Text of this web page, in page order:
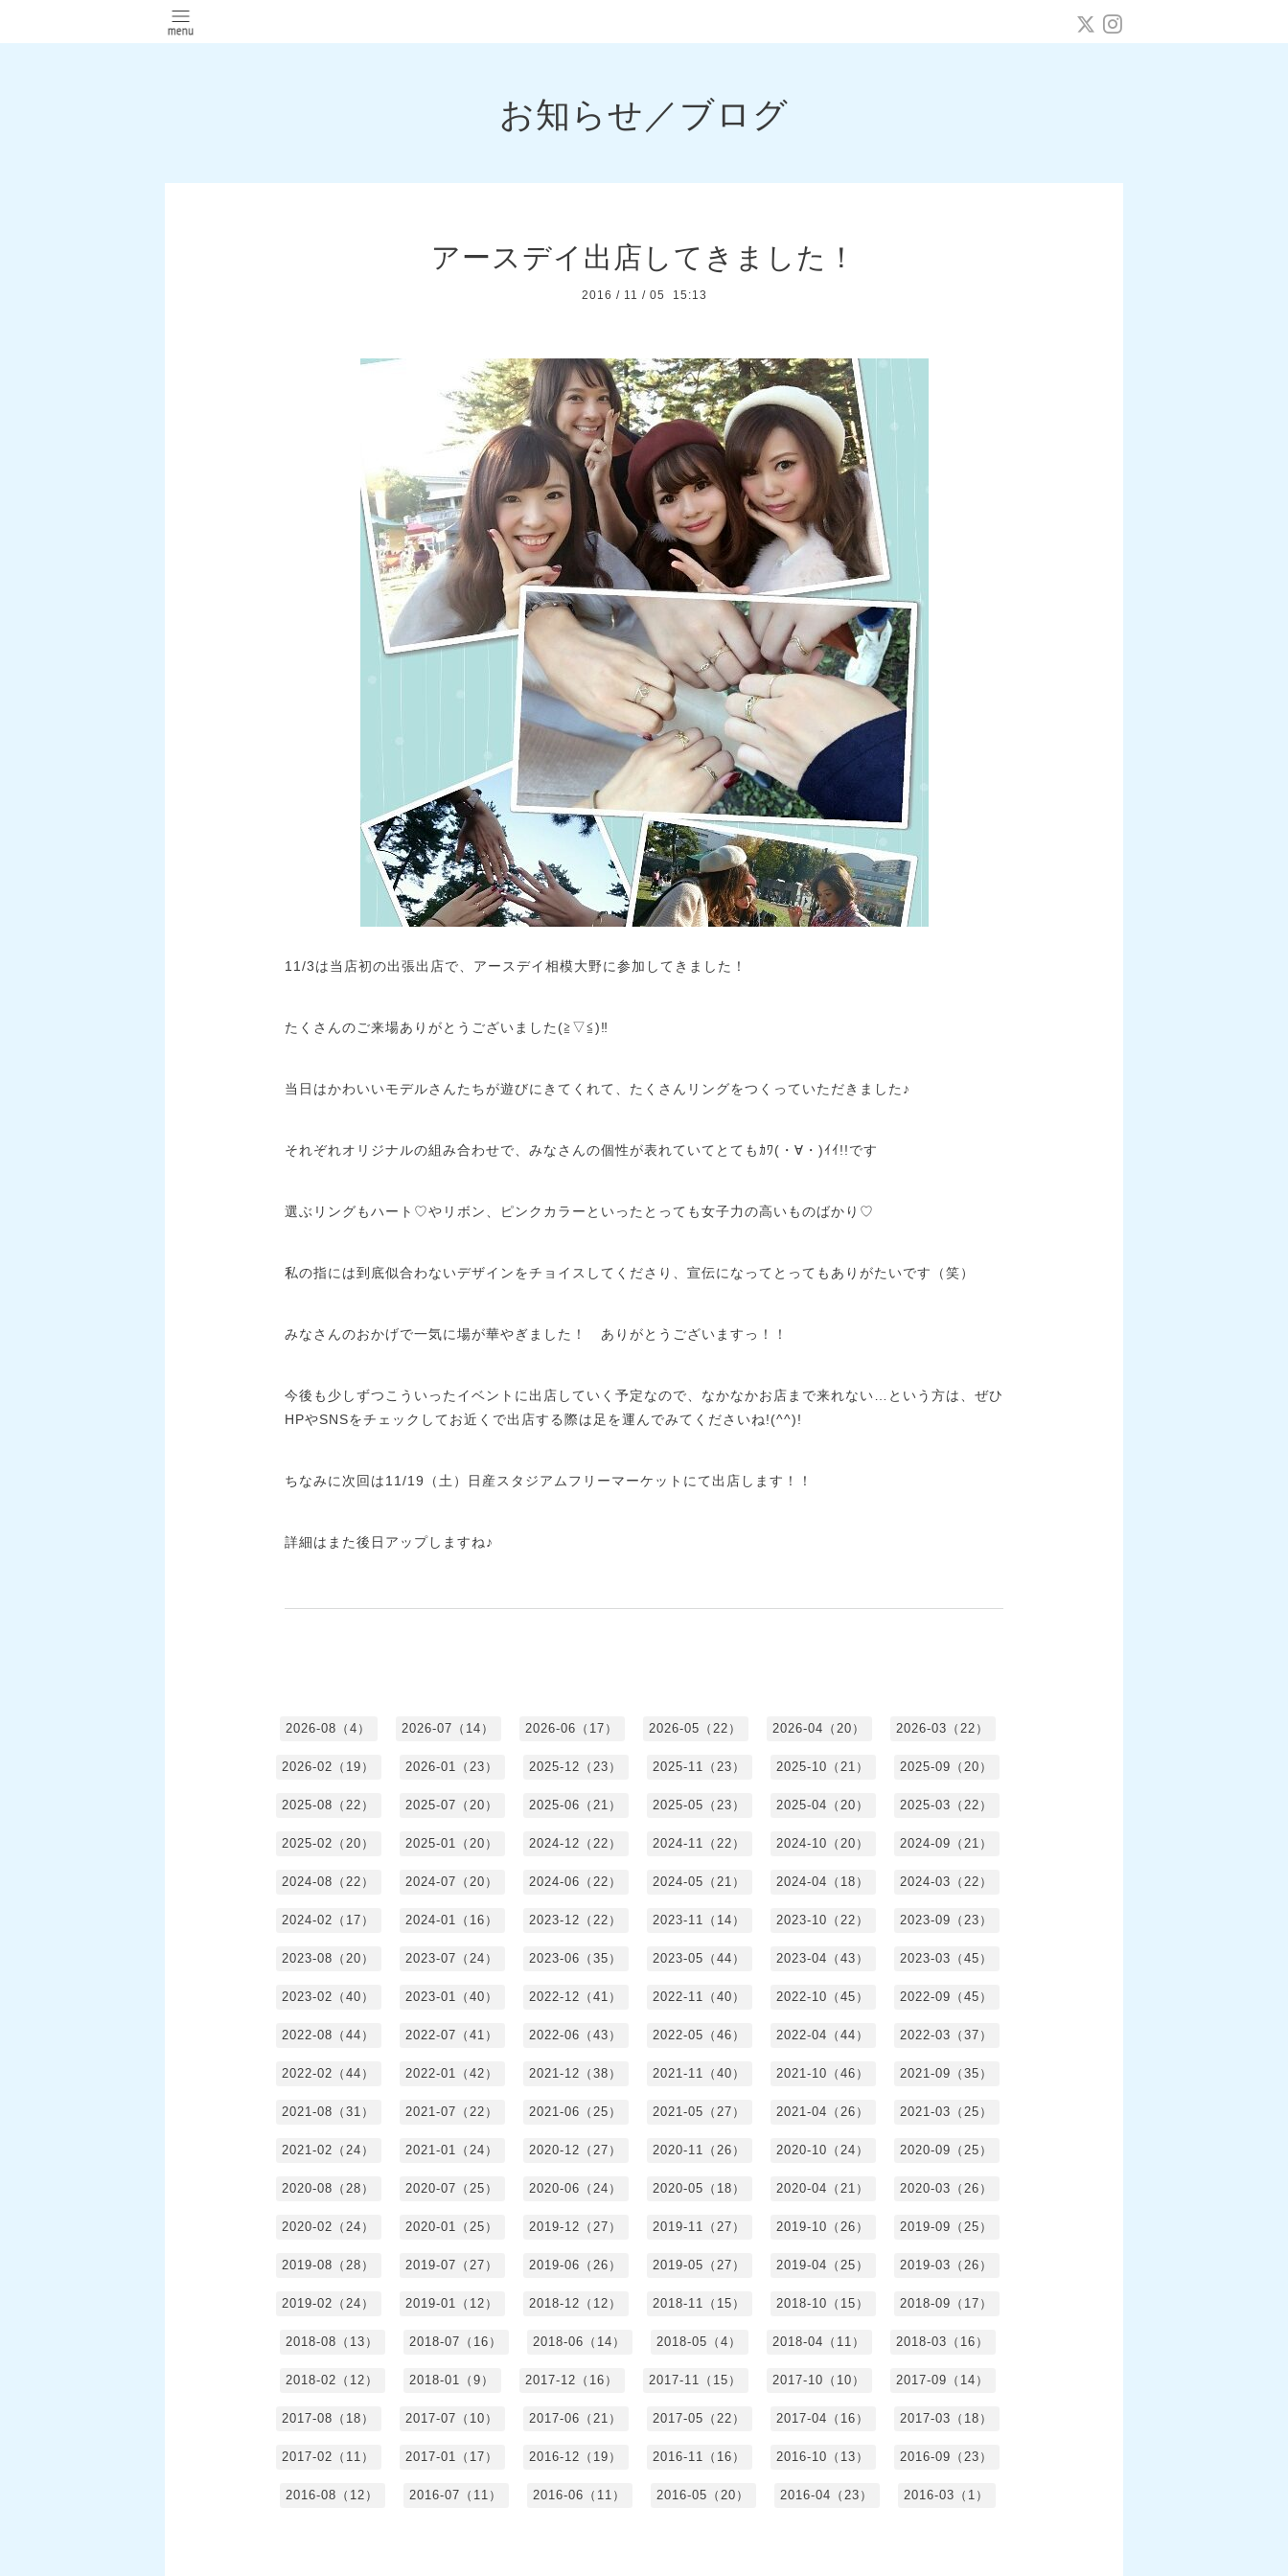
お知らせ／ブログ
アースデイ出店してきました！
2016 / 11 / 05 15:13
11/3は当店初の出張出店で、アースデイ相模大野に参加してきました！
たくさんのご来場ありがとうございました(≧▽≦)‼
当日はかわいいモデルさんたちが遊びにきてくれて、たくさんリングをつくっていただきました♪
それぞれオリジナルの組み合わせで、みなさんの個性が表れていてとてもｶﾜ(・∀・)ｲｲ!!です
選ぶリングもハート♡やリボン、ピンクカラーといったとっても女子力の高いものばかり♡
私の指には到底似合わないデザインをチョイスしてくださり、宣伝になってとってもありがたいです（笑）
みなさんのおかげで一気に場が華やぎました！ ありがとうございますっ！！
今後も少しずつこういったイベントに出店していく予定なので、なかなかお店まで来れない…という方は、ぜひ
HPやSNSをチェックしてお近くで出店する際は足を運んでみてくださいね!(^^)!
ちなみに次回は11/19（土）日産スタジアムフリーマーケットにて出店します！！
詳細はまた後日アップしますね♪
2026-08（4） 2026-07（14） 2026-06（17） 2026-05（22） 2026-04（20） 2026-03（22）
2026-02（19） 2026-01（23） 2025-12（23） 2025-11（23） 2025-10（21） 2025-09（20）
2025-08（22） 2025-07（20） 2025-06（21） 2025-05（23） 2025-04（20） 2025-03（22）
2025-02（20） 2025-01（20） 2024-12（22） 2024-11（22） 2024-10（20） 2024-09（21）
2024-08（22） 2024-07（20） 2024-06（22） 2024-05（21） 2024-04（18） 2024-03（22）
2024-02（17） 2024-01（16） 2023-12（22） 2023-11（14） 2023-10（22） 2023-09（23）
2023-08（20） 2023-07（24） 2023-06（35） 2023-05（44） 2023-04（43） 2023-03（45）
2023-02（40） 2023-01（40） 2022-12（41） 2022-11（40） 2022-10（45） 2022-09（45）
2022-08（44） 2022-07（41） 2022-06（43） 2022-05（46） 2022-04（44） 2022-03（37）
2022-02（44） 2022-01（42） 2021-12（38） 2021-11（40） 2021-10（46） 2021-09（35）
2021-08（31） 2021-07（22） 2021-06（25） 2021-05（27） 2021-04（26） 2021-03（25）
2021-02（24） 2021-01（24） 2020-12（27） 2020-11（26） 2020-10（24） 2020-09（25）
2020-08（28） 2020-07（25） 2020-06（24） 2020-05（18） 2020-04（21） 2020-03（26）
2020-02（24） 2020-01（25） 2019-12（27） 2019-11（27） 2019-10（26） 2019-09（25）
2019-08（28） 2019-07（27） 2019-06（26） 2019-05（27） 2019-04（25） 2019-03（26）
2019-02（24） 2019-01（12） 2018-12（12） 2018-11（15） 2018-10（15） 2018-09（17）
2018-08（13） 2018-07（16） 2018-06（14） 2018-05（4） 2018-04（11） 2018-03（16）
2018-02（12） 2018-01（9） 2017-12（16） 2017-11（15） 2017-10（10） 2017-09（14）
2017-08（18） 2017-07（10） 2017-06（21） 2017-05（22） 2017-04（16） 2017-03（18）
2017-02（11） 2017-01（17） 2016-12（19） 2016-11（16） 2016-10（13） 2016-09（23）
2016-08（12） 2016-07（11） 2016-06（11） 2016-05（20） 2016-04（23） 2016-03（1）